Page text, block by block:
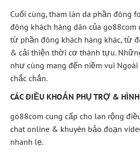
Cuối cùng, tham làn da phần đông
đông khách hàng dân của
từ phần đông khách hàng khác, từ
& cải thiện thời cơ thành tựu.
như cùng mang đến niềm vui
chắc chắn.
CÁC ĐIỀU KHOẢN PHỤ TRỢ &
go88com cung cấp cho lan rộng
chat online & khuyên bảo đoạn
nhanh lẹ.